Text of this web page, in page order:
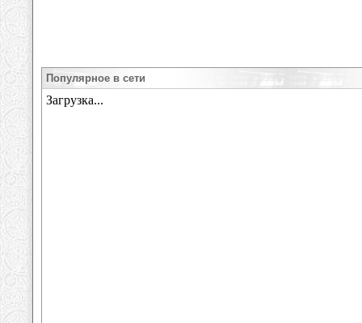
Популярное в сети